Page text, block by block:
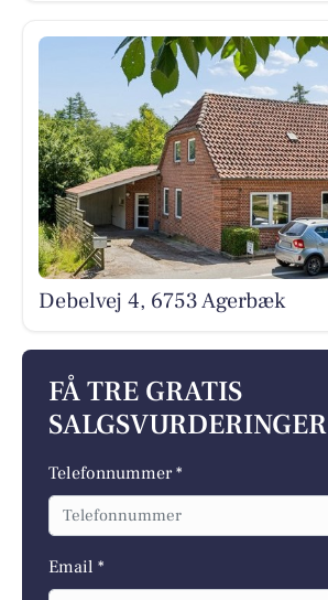
Debelvej 4, 6753 Agerbæk
FÅ TRE GRATIS
SALGSVURDERINGER
Telefonnummer *
Email *